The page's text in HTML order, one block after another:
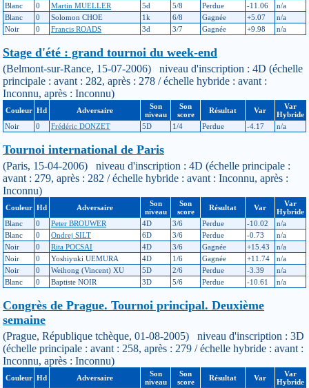
Blanc
0 Martin MUELLER 5d 5/8 Perdue -11.06
n/a
Blanc
0 Solomon CHOE 1k 6/8 Gagnée +5.07
n/a
Noir
0 Francis ROADS 3d 3/7 Gagnée +9.98 n/a
Stage d'été : grand tournoi du week-end
(Belmont-sur-Rance, 15-07-2006) niveau d'inscription : 4D (échelle
principale : avant : 282, après : 278 / échelle hybride : avant :
Inconnu, après : Inconnu)
Couleur Hd Adversaire
Son
niveau
Son
score
Résultat Var
Var
Hybride
Noir
0 Frédéric DONZET 5D 1/4 Perdue -4.17 n/a
Tournoi international de Paris
(Paris, 15-04-2006) niveau d'inscription : 4D (échelle principale :
avant : 279, après : 282 / échelle hybride : avant : Inconnu, après :
Inconnu)
Couleur Hd Adversaire
Son
niveau
Son
score
Résultat Var
Var
Hybride
Blanc
0 Peter BROUWER 4D 3/6 Perdue -10.02
n/a
Blanc
0 Ondrej SILT 6D 3/6 Perdue -0.73
n/a
Noir
0 Rita POCSAI 4D 3/6 Gagnée +15.43
n/a
Noir
0 Yoshiyuki UEMURA 4D 1/6 Gagnée +11.74
n/a
Noir
0 Weihong (Vincent) XU 5D 2/6 Perdue -3.39
n/a
Blanc
0 Baptiste NOIR 3D 5/6 Perdue -10.61 n/a
Congrès de Prague. Tournoi principal. Deuxième
semaine
(Prague, République tchèque, 01-08-2005) niveau d'inscription : 3D
(échelle principale : avant : 258, après : 279 / échelle hybride : avant :
Inconnu, après : Inconnu)
Couleur Hd Adversaire
Son
niveau
Son
score
Résultat Var
Var
Hybride